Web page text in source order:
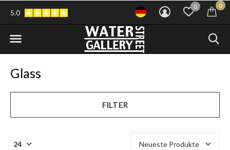
0 0
5.0
Glass
FILTER